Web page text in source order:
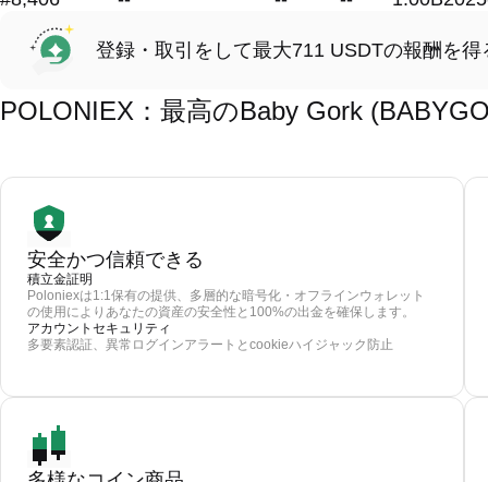
登録・取引をして最大711 USDTの報酬を得
POLONIEX：最高のBaby Gork
安全かつ信頼できる
積立金証明
Poloniexは1:1保有の提供、多層的な暗号化・オフラインウォレット
の使用によりあなたの資産の安全性と100%の出金を確保します。
アカウントセキュリティ
多要素認証、異常ログインアラートとcookieハイジャック防止